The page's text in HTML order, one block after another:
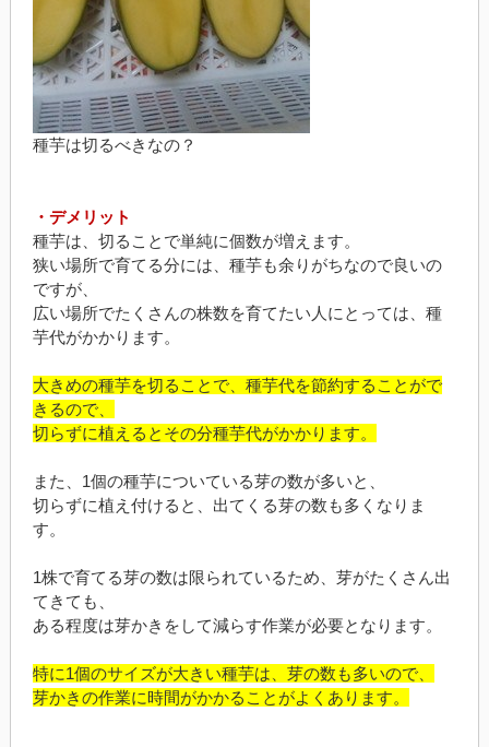
種芋は切るべきなの？
・デメリット
種芋は、切ることで単純に個数が増えます。
狭い場所で育てる分には、種芋も余りがちなので良いの
ですが、
広い場所でたくさんの株数を育てたい人にとっては、種
芋代がかかります。
大きめの種芋を切ることで、種芋代を節約することがで
きるので、
切らずに植えるとその分種芋代がかかります。
また、1個の種芋についている芽の数が多いと、
切らずに植え付けると、出てくる芽の数も多くなりま
す。
1株で育てる芽の数は限られているため、芽がたくさん出
てきても、
ある程度は芽かきをして減らす作業が必要となります。
特に1個のサイズが大きい種芋は、芽の数も多いので、
芽かきの作業に時間がかかることがよくあります。